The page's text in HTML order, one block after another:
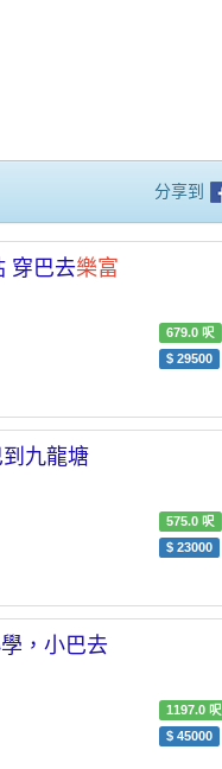
分享到
穿巴去樂富
679.0呎
$ 29500
九龍塘
575.0呎
$ 23000
，小巴去
1197.0呎
$ 45000